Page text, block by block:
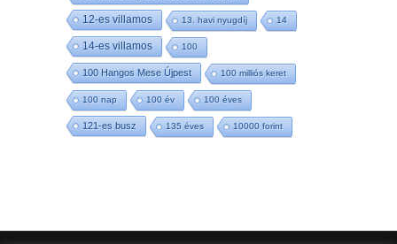
12-es villamos 13. havi nyugdíj 14
14-es villamos 100
100 Hangos Mese Újpest 100 milliós keret
100 nap 100 év 100 éves
121-es busz 135 éves 10000 forint